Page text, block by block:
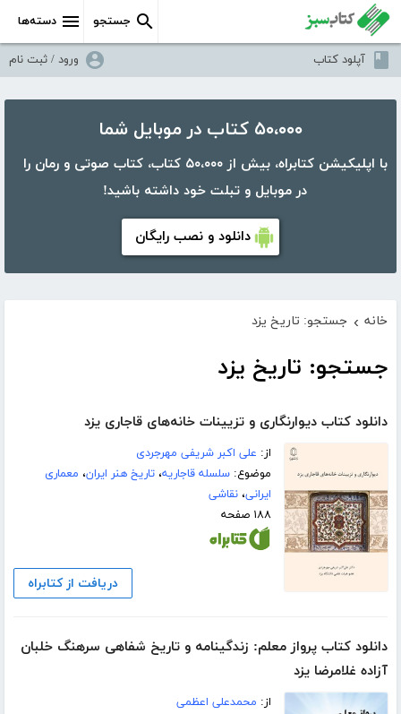
دسته‌ها جستجو
آپلود کتاب ورود / ثبت نام
۵۰،۰۰۰ کتاب در موبایل شما
با اپلیکیشن کتابراه، بیش از ۵۰،۰۰۰ کتاب، کتاب صوتی و رمان را
در موبایل و تبلت خود داشته باشید!
دانلود و نصب رایگان
خانه › جستجو: تاریخ یزد
جستجو: تاریخ یزد
دانلود کتاب دیوارنگاری و تزیینات خانه‌های قاجاری یزد
از: علی اکبر شریفی مهرجردی
موضوع:سلسله قاجاریه،تاریخ هنر ایران، معماری
ایرانی،نقاشی
۱۸۸ صفحه
دریافت از کتابراه
دانلود کتاب پرواز معلم: زندگینامه و تاریخ شفاهی سرهنگ خلبان
آزاده غلامرضا یزد
از: محمدعلی اعظمی